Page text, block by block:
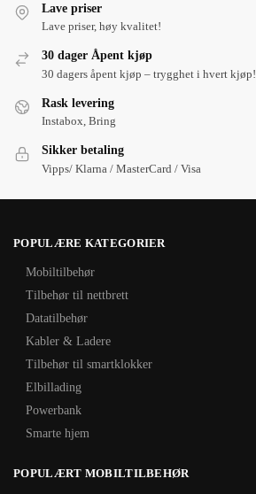
Lave priser
Lave priser, høy kvalitet!
30 dager Åpent kjøp
30 dagers åpent kjøp – trygghet i hvert kjøp!
Rask levering
Instabox, Bring
Sikker betaling
Vipps/ Klarna / MasterCard / Visa
POPULÆRE KATEGORIER
Mobiltilbehør
Tilbehør til nettbrett
Datatilbehør
Kabler & Ladere
Tilbehør til smartklokker
Elbillading
Powerbank
Smarte hjem
POPULÆRT MOBILTILBEHØR